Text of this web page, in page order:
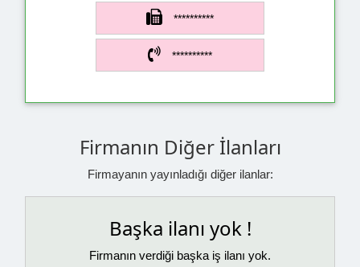
**********
**********
Firmanın Diğer İlanları
Firmayanın yayınladığı diğer ilanlar:
Başka ilanı yok !
Firmanın verdiği başka iş ilanı yok.